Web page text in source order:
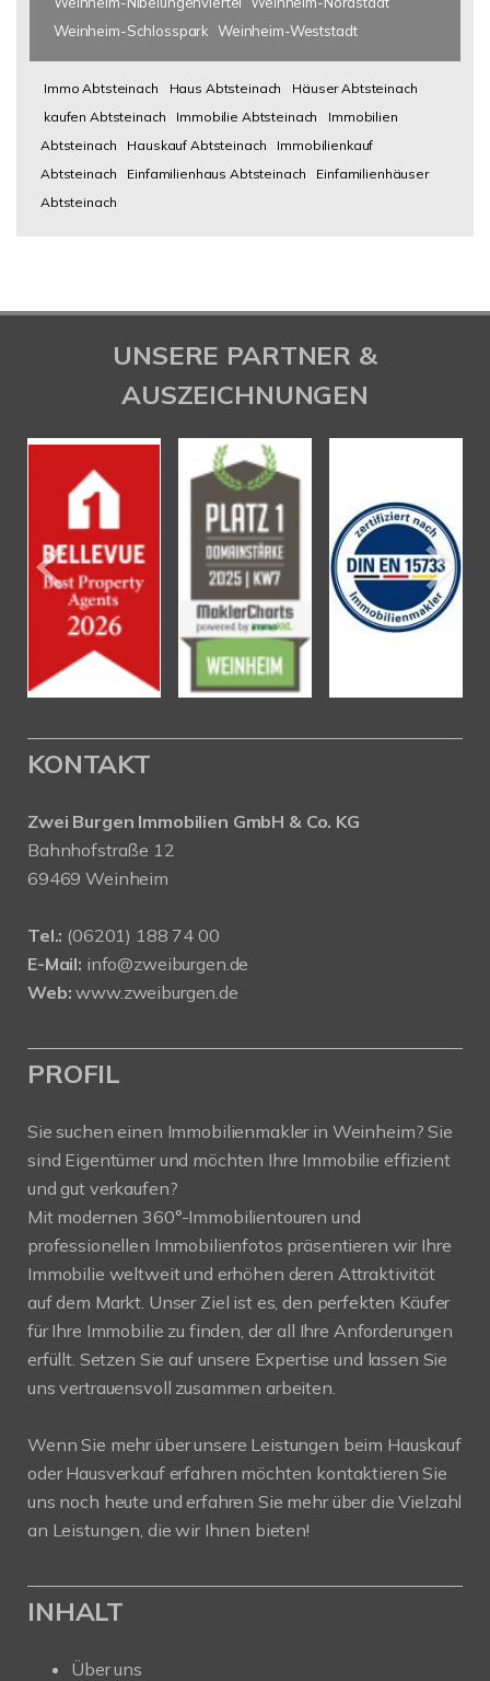
Weinheim-Schlosspark Weinheim-Weststadt
Immo Abtsteinach Haus Abtsteinach
Häuser Abtsteinach
kaufen Abtsteinach
Immobilie Abtsteinach
Immobilien
Abtsteinach
Hauskauf Abtsteinach
Immobilienkauf
Abtsteinach
Einfamilienhaus Abtsteinach
Einfamilienhäuser
Abtsteinach
UNSERE PARTNER &
AUSZEICHNUNGEN
KONTAKT
Zwei Burgen Immobilien GmbH & Co. KG
Bahnhofstraße 12
69469 Weinheim
Tel.: (06201) 188 74 00
E-Mail: info@zweiburgen.de
Web: www.zweiburgen.de
PROFIL
Sie suchen einen Immobilienmakler in Weinheim? Sie
sind Eigentümer und möchten Ihre Immobilie effizient
und gut verkaufen?
Mit modernen 360°-Immobilientouren und
professionellen Immobilienfotos präsentieren wir Ihre
Immobilie weltweit und erhöhen deren Attraktivität
auf dem Markt. Unser Ziel ist es, den perfekten Käufer
für Ihre Immobilie zu finden, der all Ihre Anforderungen
erfüllt. Setzen Sie auf unsere Expertise und lassen Sie
uns vertrauensvoll zusammen arbeiten.
Wenn Sie mehr über unsere Leistungen beim Hauskauf
oder Hausverkauf erfahren möchten kontaktieren Sie
uns noch heute und erfahren Sie mehr über die Vielzahl
an Leistungen, die wir Ihnen bieten!
INHALT
Über uns